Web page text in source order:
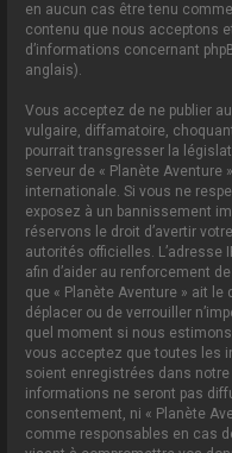
en aucun cas être tenu
contenu que nous acceptons
d’informations concernant
anglais).
Vous acceptez de ne publier
vulgaire, diffamatoire,
pourrait transgresser la
serveur de « Planète Aventure
internationale. Si vous ne
exposez à un bannissement
réservons le droit d’avertir
autorités officielles.
afin d’aider au renforcement
que « Planète Aventure » ait le
déplacer ou de verrouiller
quel moment si nous
vous acceptez que toutes les
soient enregistrées dans
informations ne seront pas
consentement, ni « Planète
comme responsables en cas